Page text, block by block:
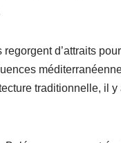
d’attraits
traditionnelle, il